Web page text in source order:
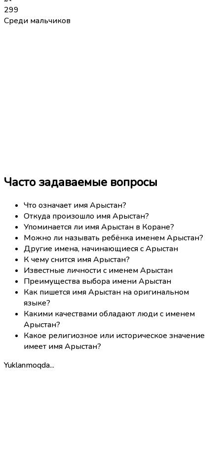
299
Среди мальчиков
Часто задаваемые вопросы
Что означает имя Арыстан?
Откуда произошло имя Арыстан?
Упоминается ли имя Арыстан в Коране?
Можно ли называть ребёнка именем Арыстан?
Другие имена, начинающиеся с Арыстан
К чему снится имя Арыстан?
Известные личности с именем Арыстан
Преимущества выбора имени Арыстан
Как пишется имя Арыстан на оригинальном
языке?
Какими качествами обладают люди с именем
Арыстан?
Какое религиозное или историческое значение
имеет имя Арыстан?
Yuklanmoqda...